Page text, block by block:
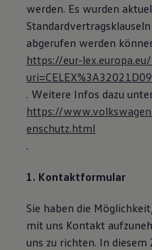
werden. Es wurden
abgerufen werden
https://eur-
. Weitere Infos dazu
https://
enschutz.html
.
1. Kontaktformular
Sie haben die
mit uns Kontakt
uns zu richten. In